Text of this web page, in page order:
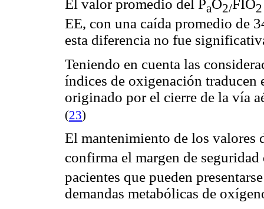
El valor promedio del PaO2/FIO2
EE, con una caída promedio de
esta diferencia no fue
Teniendo en cuenta las
índices de oxigenación
originado por el cierre de la vía
(23)
El mantenimiento de los valores
confirma el margen de
pacientes que pueden
demandas metabólicas de